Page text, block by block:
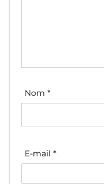
Nom *
E-mail *